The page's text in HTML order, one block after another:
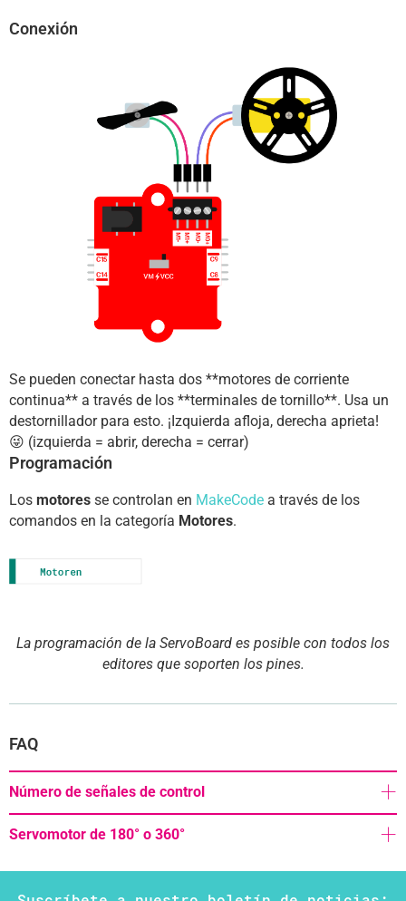
Conexión
Se pueden conectar hasta dos **motores de corriente
continua** a través de los **terminales de tornillo**. Usa un
destornillador para esto. ¡Izquierda afloja, derecha aprieta!
😜 (izquierda = abrir, derecha = cerrar)
Programación
Los motores se controlan en MakeCode a través de los
comandos en la categoría Motores.
La programación de la ServoBoard es posible con todos los
editores que soporten los pines.
FAQ
Número de señales de control
Servomotor de 180° o 360°